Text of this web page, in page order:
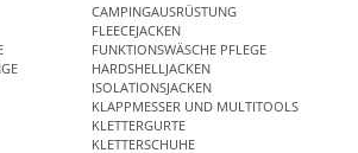
CAMPINGAUSRÜSTUNG
FLEECEJACKEN
FUNKTIONSWÄSCHE PFLEGE
HARDSHELLJACKEN
ISOLATIONSJACKEN
KLAPPMESSER UND MULTITOOLS
KLETTERGURTE
KLETTERSCHUHE